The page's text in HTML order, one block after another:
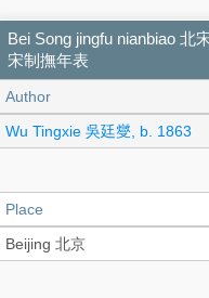
Bei Song jingfu nianbiao 北
宋制撫年表
Author
Wu Tingxie 吳廷燮, b. 1863
Place
Beijing 北京